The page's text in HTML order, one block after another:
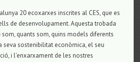
20 ecoxarxes inscrites al CES, que es
de desenvolupament. Aquesta trobada
som, quants som, quins models diferents
seva sostenibilitat econòmica, el seu
i l’enxarxament de les nostres